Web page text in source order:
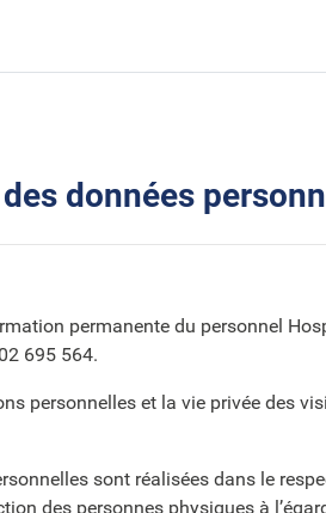
données
permanente du personnel
695 564.
personnelles et la vie privée
sont réalisées dans le
des personnes physiques à